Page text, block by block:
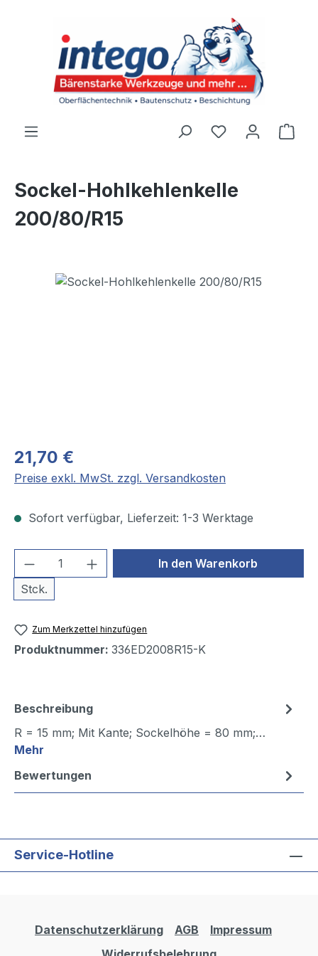
Du hast 0
Sockel-Hohlkehlenkelle
200/80/R15
Bildergalerie überspringen
21,70 €
Preise exkl. MwSt. zzgl. Versandkosten
Sofort verfügbar, Lieferzeit: 1-3 Werktage
Produkt Anzahl: Gib den
Stck.
In den Warenkorb
Zum Merkzettel hinzufügen
Produktnummer: 336ED2008R15-K
Beschreibung
R = 15 mm; Mit Kante; Sockelhöhe = 80 mm;…
Mehr
Bewertungen
Service-Hotline
Datenschutzerklärung AGB
Impressum